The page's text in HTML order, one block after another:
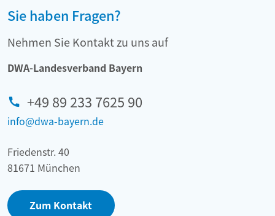
Sie haben Fragen?
Nehmen Sie Kontakt zu uns auf
DWA-Landesverband Bayern
+49 89 233 7625 90
info@dwa-bayern.de
Friedenstr. 40
81671 München
Zum Kontakt